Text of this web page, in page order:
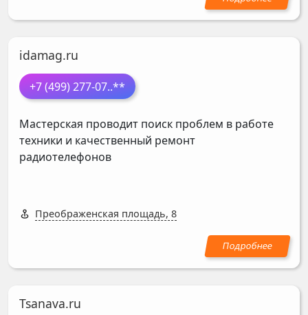
idamag.ru
+7 (499) 277-07..**
Мастерская проводит поиск проблем в работе
техники и качественный ремонт
радиотелефонов
Преображенская площадь, 8
Tsanava.ru